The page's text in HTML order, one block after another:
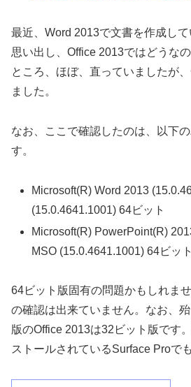
最近、Word 2013で文書を作成し
思い出し、Office 2013ではどうな
ところ、ほぼ、直っていましたが
ました。
なお、ここで確認したのは、以下
す。
Microsoft(R) Word 2013
(15.0.4641.1001) 64ビット
Microsoft(R) PowerPoint(R)
MSO (15.0.4641.1001) 64ビット
64ビット版固有の問題かもしれま
の確認は出来ていません。なお、
版のOffice 2013は32ビット版です
ストールされているSurface Proで